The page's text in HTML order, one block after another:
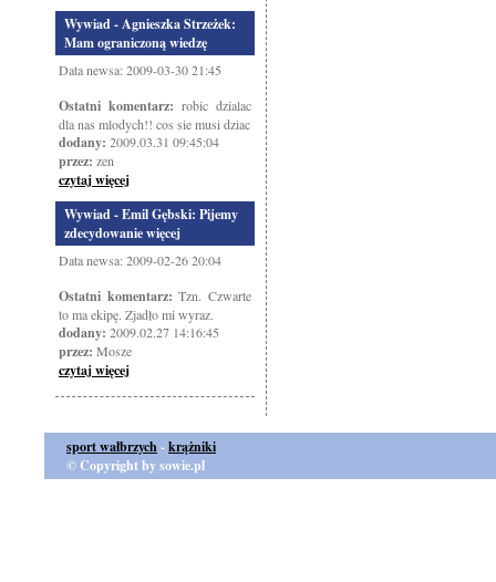
Wywiad - Agnieszka Strzeżek:
Mam ograniczoną wiedzę
Data newsa: 2009-03-30 21:45
Ostatni komentarz: robic dzialac
dla nas mlodych!! cos sie musi dziac
dodany: 2009.03.31 09:45:04
przez: zen
czytaj więcej
Wywiad - Emil Gębski: Pijemy
zdecydowanie więcej
Data newsa: 2009-02-26 20:04
Ostatni komentarz: Tzn. Czwarte
to ma ekipę. Zjadło mi wyraz.
dodany: 2009.02.27 14:16:45
przez: Mosze
czytaj więcej
sport wałbrzych-krążniki
© Copyright by sowie.pl